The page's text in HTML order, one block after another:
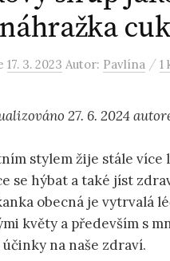
17. 3. 2023 Autor: Pavlína / 1
27. 6. 2024
stylem žije stále více
se hýbat a také jíst
obecná je vytrvalá
květy a především s
na naše zdraví.